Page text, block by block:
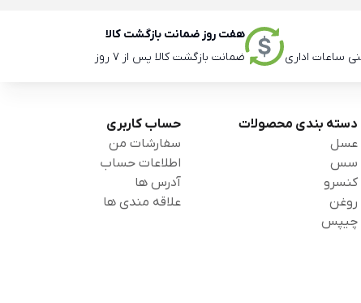
هفت روز ضمانت بازگشت کالا
ضمانت بازگشت کالا پس از 7 روز
دسته بندی محصولات
عسل
سس
کنسرو
روغن
چیپس
حساب کاربری
سفارشات من
اطلاعات حساب
آدرس ها
علاقه مندی ها